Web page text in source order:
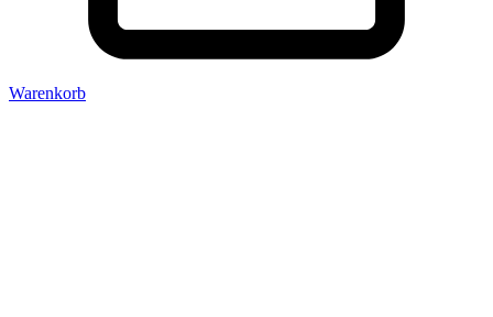
Warenkorb